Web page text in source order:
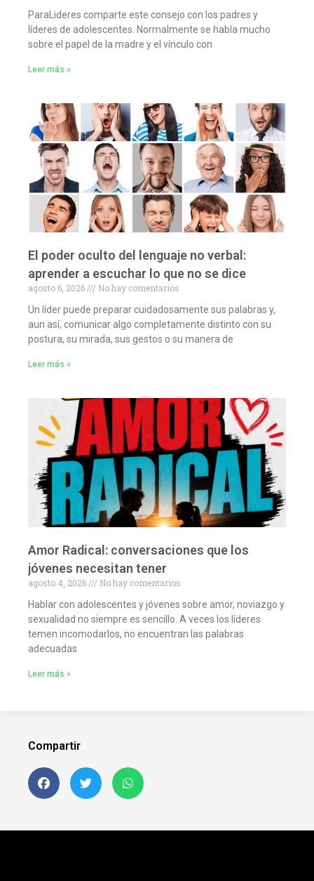
ParaLideres comparte este consejo con los padres y
líderes de adolescentes. Normalmente se habla mucho
sobre el papel de la madre y el vínculo con
Leer más »
El poder oculto del lenguaje no verbal:
aprender a escuchar lo que no se dice
agosto 6, 2026
No hay comentarios
Un líder puede preparar cuidadosamente sus palabras y,
aun así, comunicar algo completamente distinto con su
postura, su mirada, sus gestos o su manera de
Leer más »
Amor Radical: conversaciones que los
jóvenes necesitan tener
agosto 4, 2026
No hay comentarios
Hablar con adolescentes y jóvenes sobre amor, noviazgo y
sexualidad no siempre es sencillo. A veces los líderes
temen incomodarlos, no encuentran las palabras
adecuadas
Leer más »
Compartir